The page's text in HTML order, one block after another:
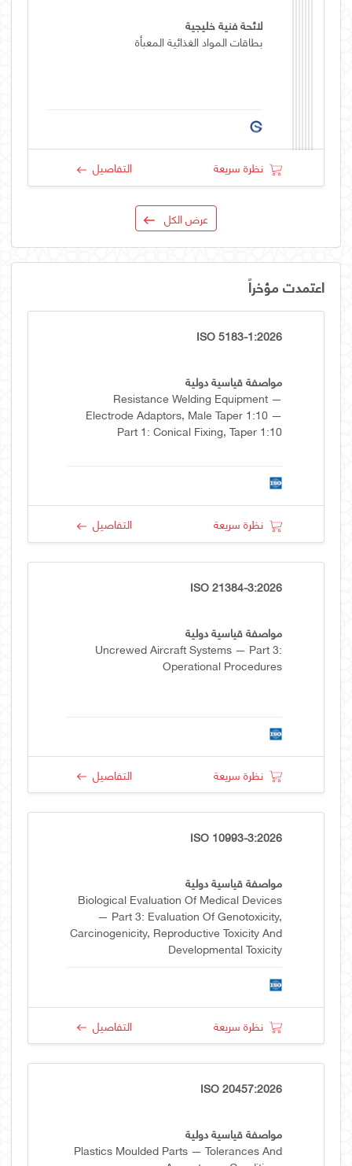
لائحة فنية خليجية
بطاقات المواد الغذائية المعبأة
نظرة سريعة التفاصيل
عرض الكل
اعتمدت مؤخراً
ISO 5183-1:2026
مواصفة قياسية دولية
Resistance Welding Equipment —
Electrode Adaptors, Male Taper 1:10 —
Part 1: Conical Fixing, Taper 1:10
نظرة سريعة التفاصيل
ISO 21384-3:2026
مواصفة قياسية دولية
Uncrewed Aircraft Systems — Part 3:
Operational Procedures
نظرة سريعة التفاصيل
ISO 10993-3:2026
مواصفة قياسية دولية
Biological Evaluation Of Medical Devices
— Part 3: Evaluation Of Genotoxicity,
Carcinogenicity, Reproductive Toxicity And
Developmental Toxicity
نظرة سريعة التفاصيل
ISO 20457:2026
مواصفة قياسية دولية
Plastics Moulded Parts — Tolerances And